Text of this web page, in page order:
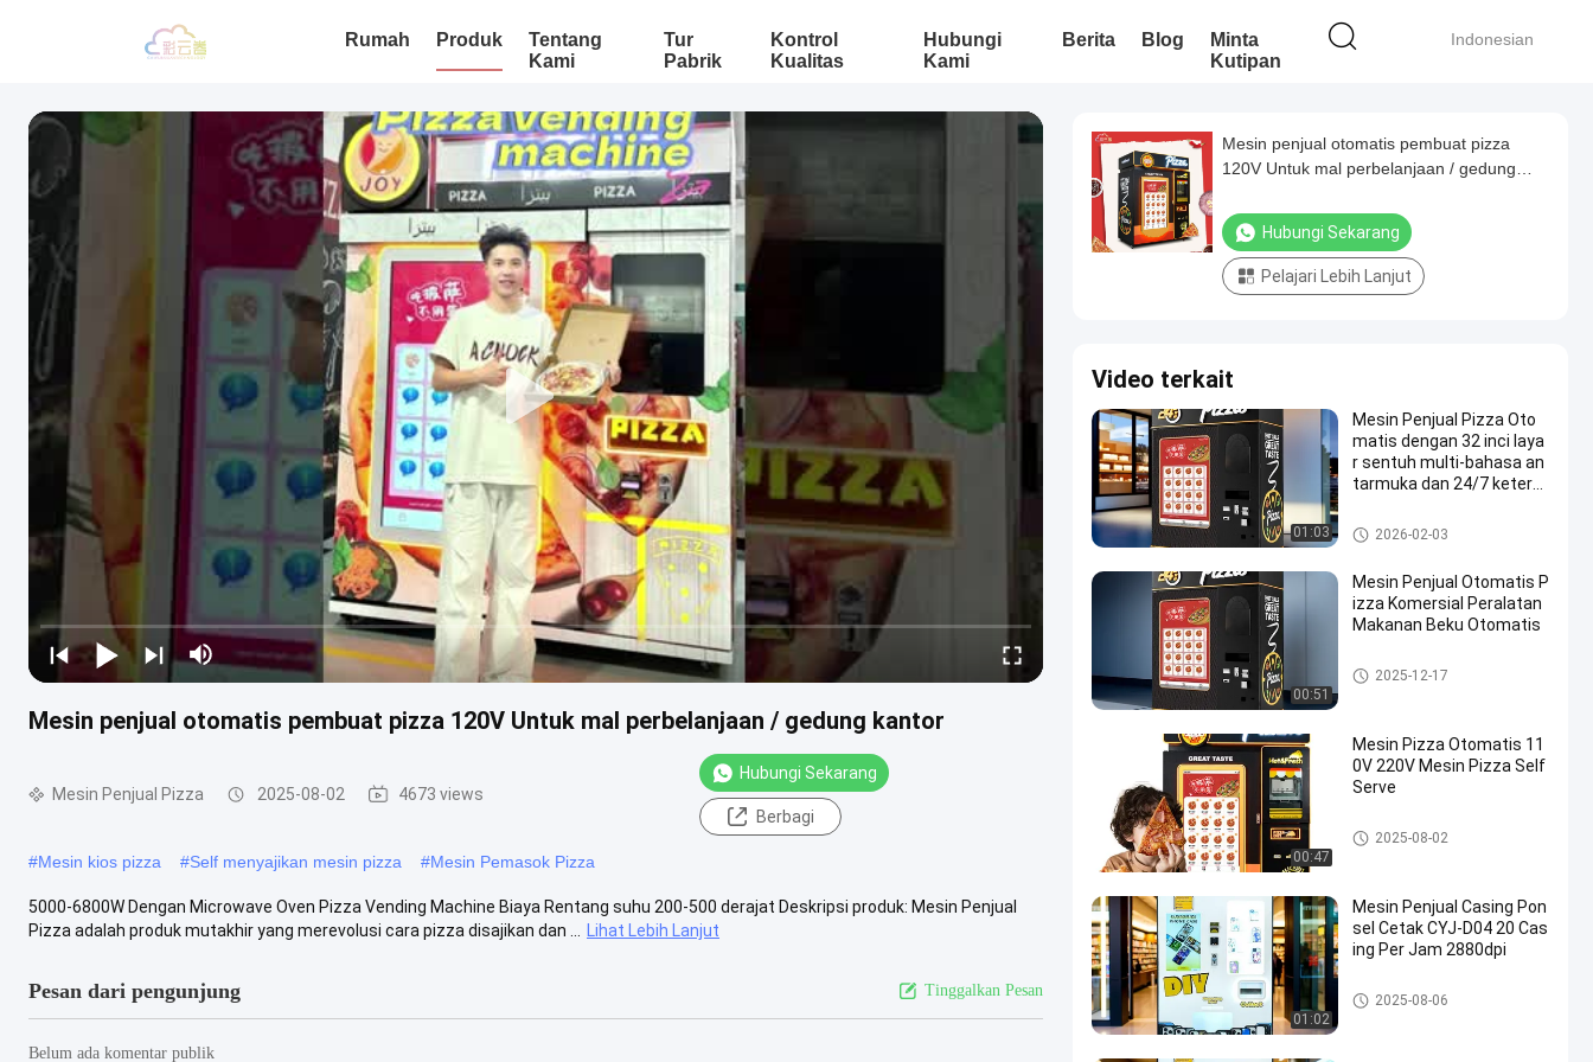
Indonesian
Rumah Produk
Tentang
Kami
Tur
Pabrik
Kontrol
Kualitas
Hubungi
Kami
Berita Blog
Minta
Kutipan
Mesin penjual otomatis pembuat pizza 120V Untuk mal perbelanjaan / gedung kantor
Mesin Penjual Pizza 2025-08-02 4673 views
Hubungi Sekarang
Berbagi
#Mesin kios pizza #Self menyajikan mesin pizza #Mesin Pemasok Pizza
5000-6800W Dengan Microwave Oven Pizza Vending Machine Biaya Rentang suhu 200-500 derajat Deskripsi produk: Mesin Penjual
Pizza adalah produk mutakhir yang merevolusi cara pizza disajikan dan ...
Lihat Lebih Lanjut
Pesan dari pengunjung Tinggalkan Pesan
Belum ada komentar publik
Mesin penjual otomatis pembuat pizza
120V Untuk mal perbelanjaan / gedung
Hubungi Sekarang
Pelajari Lebih Lanjut
Video terkait
01:03
Mesin Penjual Pizza Oto
matis dengan 32 inci laya
r sentuh multi-bahasa an
tarmuka dan 24/7 keters
Mesin Penjual Pizza
2026-02-03
00:51
Mesin Penjual Otomatis P
izza Komersial Peralatan
Makanan Beku Otomatis
Mesin Penjual Pizza
2025-12-17
00:47
Mesin Pizza Otomatis 11
0V 220V Mesin Pizza Self
Serve
Mesin Penjual Pizza
2025-08-02
01:02
Mesin Penjual Casing Pon
sel Cetak CYJ-D04 20 Cas
ing Per Jam 2880dpi
Mesin Pencetak Kasus Telepo
n
2025-08-06